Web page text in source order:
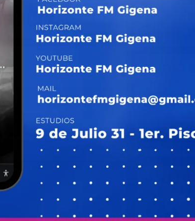
ShareTwitterFacebookWhatsApp
Telegram
Messenger
RADIO